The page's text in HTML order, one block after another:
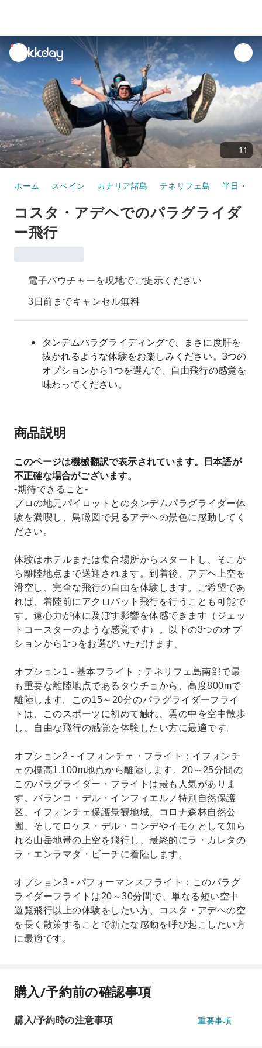
unread
notifications
11
ホーム スペイン カナリア諸島 テネリフェ島 半日・1
コスタ・アデヘでのパラグライダ
ー飛行
電子バウチャーを現地でご提示ください
3日前までキャンセル無料
タンデムパラグライディングで、まさに度肝を
抜かれるような体験をお楽しみください。3つの
オプションから1つを選んで、自由飛行の感覚を
味わってください。
商品説明
このページは機械翻訳で表示されています。日本語が
不正確な場合がございます。
-期待できること-
プロの地元パイロットとのタンデムパラグライダー体
験を満喫し、鳥瞰図で見るアデヘの景色に感動してく
ださい。
体験はホテルまたは集合場所からスタートし、そこか
ら離陸地点まで送迎されます。到着後、アデヘ上空を
滑空し、完全な飛行の自由を体験します。ご希望であ
れば、着陸前にアクロバット飛行を行うことも可能で
す。遠心力が体に及ぼす影響を体感できます（ジェッ
トコースターのような感覚です）。以下の3つのオプ
ションから1つをお選びいただけます。
オプション1 - 基本フライト：テネリフェ島南部で最
も重要な離陸地点であるタウチョから、高度800mで
離陸します。この15～20分のパラグライダーフライ
トは、このスポーツに初めて触れ、雲の中を空中散歩
し、自由な飛行の感覚を体験したい方に最適です。
オプション2 - イフォンチェ・フライト：イフォンチ
ェの標高1,100m地点から離陸します。20～25分間の
このパラグライダー・フライトは最も人気がありま
す。バランコ・デル・インフィエルノ特別自然保護
区、イフォンチェ保護景観地域、コロナ森林自然公
園、そしてロケス・デル・コンデやイモケとして知ら
れる山岳地帯の上空を飛行し、最終的にラ・カレタの
ラ・エンラマダ・ビーチに着陸します。
オプション3 - パフォーマンスフライト：このパラグ
ライダーフライトは20～30分間で、単なる短い空中
遊覧飛行以上の体験をしたい方、コスタ・アデヘの空
を長く散策することで新たな感動を呼び起こしたい方
に最適です。
購入/予約前の確認事項
購入/予約時の注意事項 重要事項